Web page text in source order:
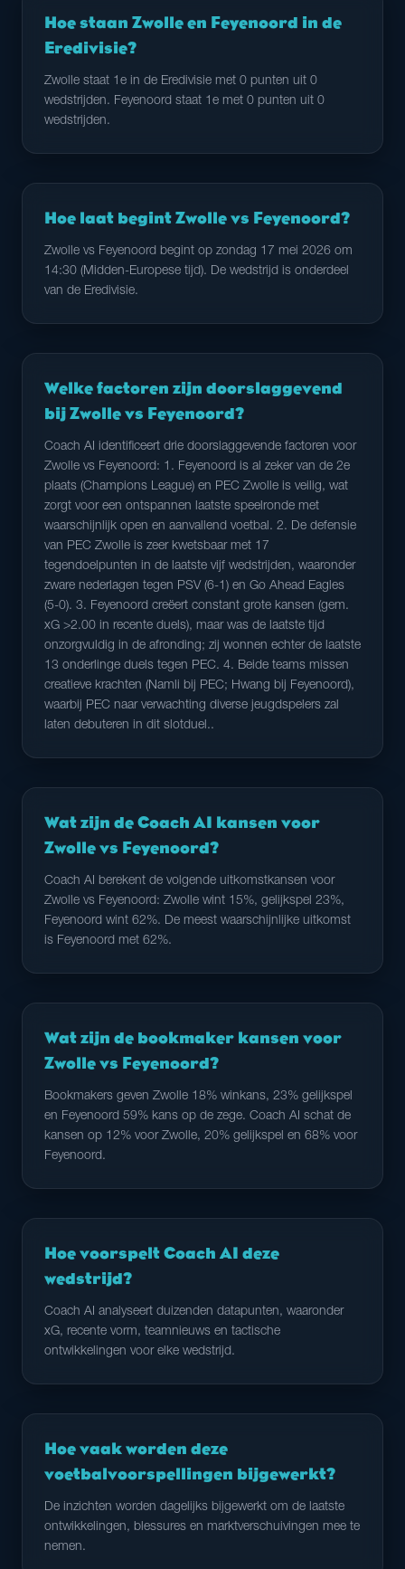
Hoe staan Zwolle en Feyenoord in de
Eredivisie?
Zwolle staat 1e in de Eredivisie met 0 punten uit 0
wedstrijden. Feyenoord staat 1e met 0 punten uit 0
wedstrijden.
Hoe laat begint Zwolle vs Feyenoord?
Zwolle vs Feyenoord begint op zondag 17 mei 2026 om
14:30 (Midden-Europese tijd). De wedstrijd is onderdeel
van de Eredivisie.
Welke factoren zijn doorslaggevend
bij Zwolle vs Feyenoord?
Coach AI identificeert drie doorslaggevende factoren voor
Zwolle vs Feyenoord: 1. Feyenoord is al zeker van de 2e
plaats (Champions League) en PEC Zwolle is veilig, wat
zorgt voor een ontspannen laatste speelronde met
waarschijnlijk open en aanvallend voetbal. 2. De defensie
van PEC Zwolle is zeer kwetsbaar met 17
tegendoelpunten in de laatste vijf wedstrijden, waaronder
zware nederlagen tegen PSV (6-1) en Go Ahead Eagles
(5-0). 3. Feyenoord creëert constant grote kansen (gem.
xG >2.00 in recente duels), maar was de laatste tijd
onzorgvuldig in de afronding; zij wonnen echter de laatste
13 onderlinge duels tegen PEC. 4. Beide teams missen
creatieve krachten (Namli bij PEC; Hwang bij Feyenoord),
waarbij PEC naar verwachting diverse jeugdspelers zal
laten debuteren in dit slotduel..
Wat zijn de Coach AI kansen voor
Zwolle vs Feyenoord?
Coach AI berekent de volgende uitkomstkansen voor
Zwolle vs Feyenoord: Zwolle wint 15%, gelijkspel 23%,
Feyenoord wint 62%. De meest waarschijnlijke uitkomst
is Feyenoord met 62%.
Wat zijn de bookmaker kansen voor
Zwolle vs Feyenoord?
Bookmakers geven Zwolle 18% winkans, 23% gelijkspel
en Feyenoord 59% kans op de zege. Coach AI schat de
kansen op 12% voor Zwolle, 20% gelijkspel en 68% voor
Feyenoord.
Hoe voorspelt Coach AI deze
wedstrijd?
Coach AI analyseert duizenden datapunten, waaronder
xG, recente vorm, teamnieuws en tactische
ontwikkelingen voor elke wedstrijd.
Hoe vaak worden deze
voetbalvoorspellingen bijgewerkt?
De inzichten worden dagelijks bijgewerkt om de laatste
ontwikkelingen, blessures en marktverschuivingen mee te
nemen.